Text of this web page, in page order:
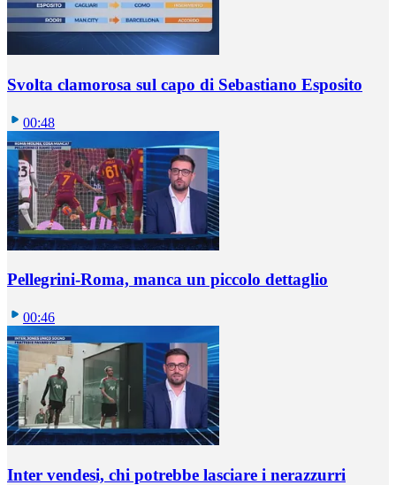
Svolta clamorosa sul capo di Sebastiano Esposito
00:48
Pellegrini-Roma, manca un piccolo dettaglio
00:46
Inter vendesi, chi potrebbe lasciare i nerazzurri